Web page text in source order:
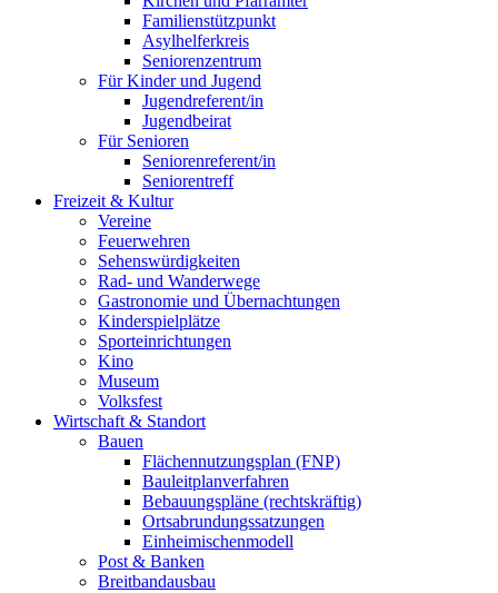
Familienstützpunkt
Asylhelferkreis
Seniorenzentrum
Für Kinder und Jugend
Jugendreferent/in
Jugendbeirat
Für Senioren
Seniorenreferent/in
Seniorentreff
Freizeit & Kultur
Vereine
Feuerwehren
Sehenswürdigkeiten
Rad- und Wanderwege
Gastronomie und Übernachtungen
Kinderspielplätze
Sporteinrichtungen
Kino
Museum
Volksfest
Wirtschaft & Standort
Bauen
Flächennutzungsplan (FNP)
Bauleitplanverfahren
Bebauungspläne (rechtskräftig)
Ortsabrundungssatzungen
Einheimischenmodell
Post & Banken
Breitbandausbau